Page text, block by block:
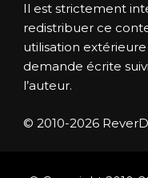
Il est strictement
redistribuer ce
utilisation extérieure
demande écrite
l’auteur.
© 2010-2026